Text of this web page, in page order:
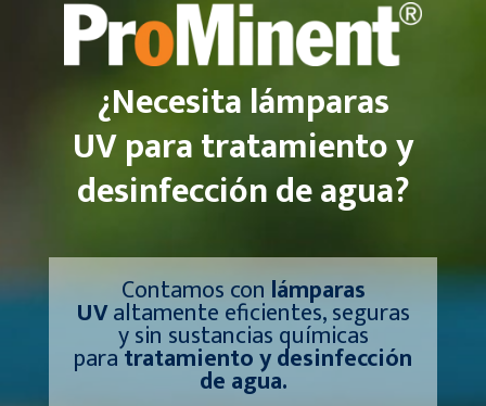
¿Necesitalámparas
UV paratratamiento y
desinfección de agua?
Contamos con lámparas
UValtamente eficientes, seguras
y sin sustancias químicas
paratratamiento y desinfección
de agua.